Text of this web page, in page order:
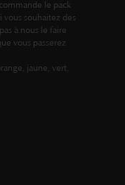
le pack
souhaitez des
à nous le faire
vous passerez
jaune, vert,